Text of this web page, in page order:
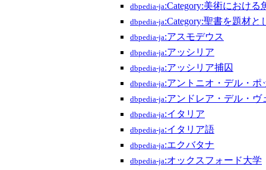
dbpedia-ja:Category:美術における
dbpedia-ja:Category:聖書を題材と
dbpedia-ja:アスモデウス
dbpedia-ja:アッシリア
dbpedia-ja:アッシリア捕囚
dbpedia-ja:アントニオ・デル・ポ
dbpedia-ja:アンドレア・デル・ヴ
dbpedia-ja:イタリア
dbpedia-ja:イタリア語
dbpedia-ja:エクバタナ
dbpedia-ja:オックスフォード大学